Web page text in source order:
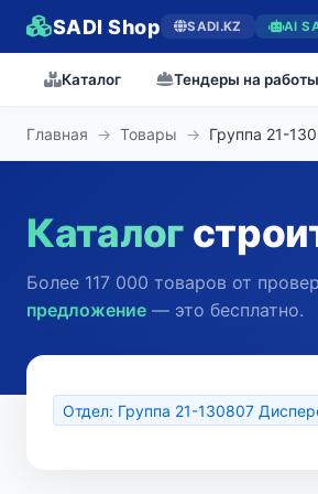
SADI Shop SADI.KZ AI
Каталог Тендеры на работы
Главная → Товары → Группа 21-
Каталог
Более 117 000 товаров от
предложение — это бесплатно.
Отдел: Группа 21-130807